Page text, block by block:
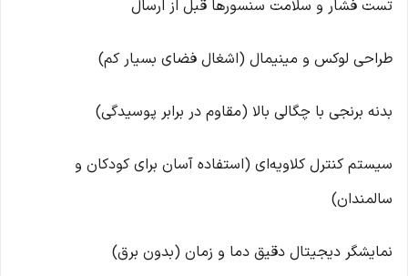
تست فشار و سلامت سنسورها قبل از ارسال
طراحی لوکس و مینیمال (اشغال فضای بسیار کم)
بدنه برنجی با چگالی بالا (مقاوم در برابر پوسیدگی)
سیستم کنترل کلاویه‌ای (استفاده آسان برای کودکان و
سالمندان)
نمایشگر دیجیتال دقیق دما و زمان (بدون برق)